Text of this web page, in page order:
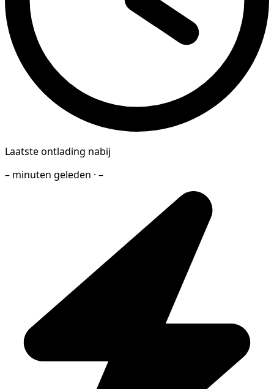
Laatste ontlading nabij
– minuten geleden · –